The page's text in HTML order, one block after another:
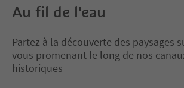
Au fil de l'eau
Partez à la découverte des paysages
vous promenant le long de nos
historiques